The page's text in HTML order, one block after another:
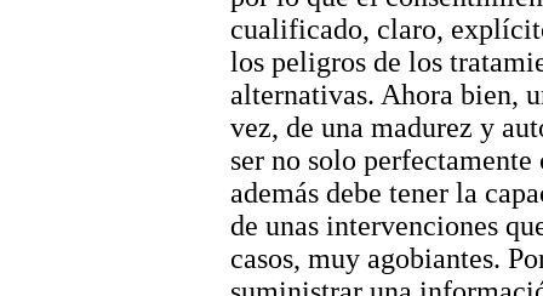
cualificado, claro,
los peligros de los
alternativas. Ahora bien,
vez, de una madurez y
ser no solo perfectamente
además debe tener la
de unas intervenciones
casos, muy agobiantes.